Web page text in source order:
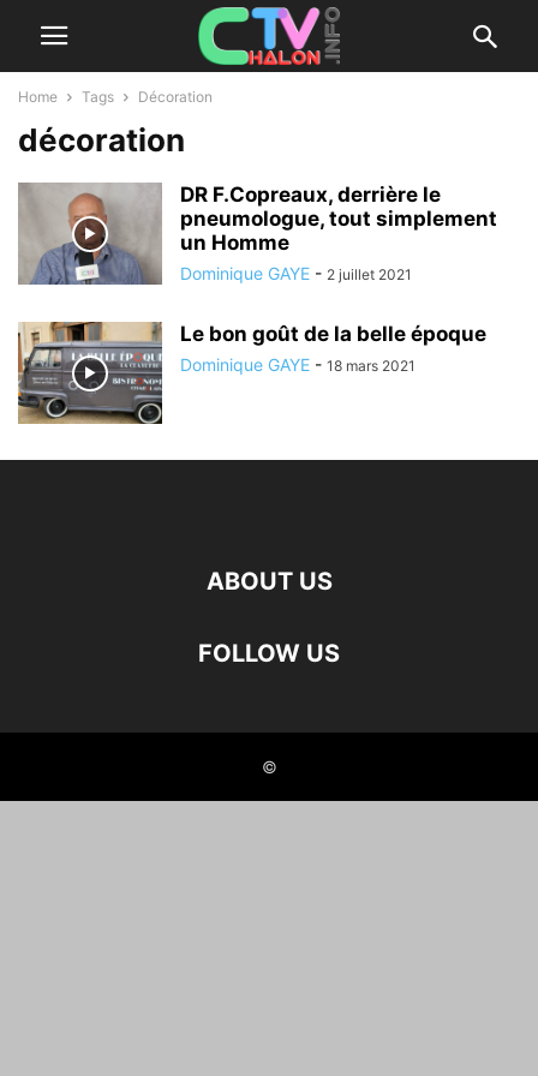
Home Tags Décoration
décoration
DR F.Copreaux, derrière le
pneumologue, tout simplement
un Homme
Dominique GAYE - 2 juillet 2021
Le bon goût de la belle époque
Dominique GAYE - 18 mars 2021
ABOUT US
FOLLOW US
©